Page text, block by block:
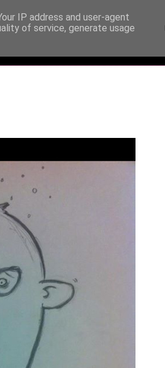
IP address and user-agent
of service, generate usage